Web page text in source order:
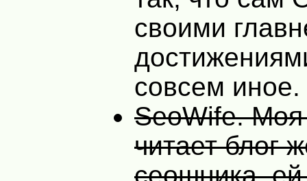
своими
совсем иное.
SeoWife.
читает блог